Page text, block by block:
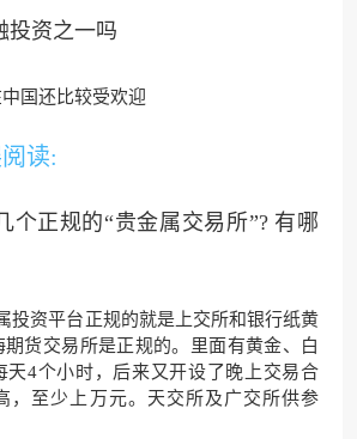
投资之一吗
国还比较受欢迎
读:
个正规的“贵金属交易所”? 有哪
投资平台正规的就是上交所和银行纸黄
货交易所是正规的。里面有黄金、白
天4个小时，后来又开设了晚上交易合
，至少上万元。天交所及广交所供参